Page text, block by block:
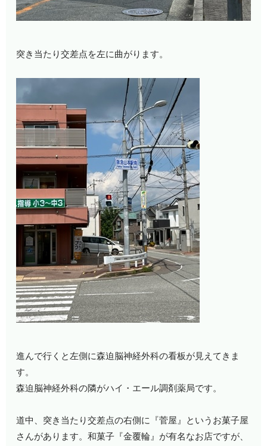
突き当たり交差点を左に曲がります。
進んで行くと左側に森迫脳神経外科の看板が見えてきま
す。
森迫脳神経外科の隣がハイ・エール調剤薬局です。
道中、突き当たり交差点の右側に『菅屋』というお菓子屋
さんがあります。和菓子『金覆輪』が有名なお店ですが、